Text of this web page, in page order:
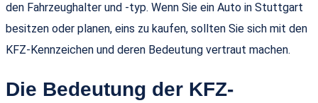
den Fahrzeughalter und -typ. Wenn Sie ein Auto in Stuttgart
besitzen oder planen, eins zu kaufen, sollten Sie sich mit den
KFZ-Kennzeichen und deren Bedeutung vertraut machen.
Die Bedeutung der KFZ-